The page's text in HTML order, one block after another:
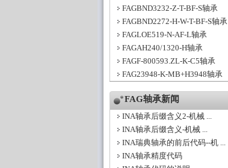
FAGBND3232-Z-T-BF-S轴承
FAGBND2272-H-W-T-BF-S轴承
FAGLOE519-N-AF-L轴承
FAGAH240/1320-H轴承
FAGF-800593.ZL-K-C5轴承
FAG23948-K-MB+H3948轴承
FAG轴承新闻
INA轴承后缀含义2-机械 ...
INA轴承后缀含义-机械 ...
INA瑞典轴承的前后代码--机 ...
INA轴承精度代码